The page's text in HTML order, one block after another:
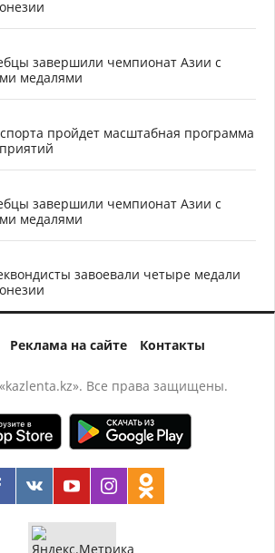
завершили чемпионат Азии с
медалями
пройдет масштабная программа
завершили чемпионат Азии с
медалями
завоевали четыре медали
Реклама на сайте Контакты
Все права защищены.